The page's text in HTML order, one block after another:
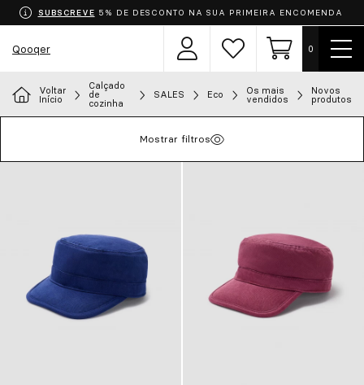
SUBSCREVE 5% DE DESCONTO NA SUA PRIMEIRA ENCOMENDA
Qooqer
Escolha o seu uniforme
Acessórios
Área
Lista
Carrinho
0
menu
Voltar
Início
Calçado
de
cozinha
SALES Eco Os mais
vendidos
Novos
produtos
Mostrar filtros